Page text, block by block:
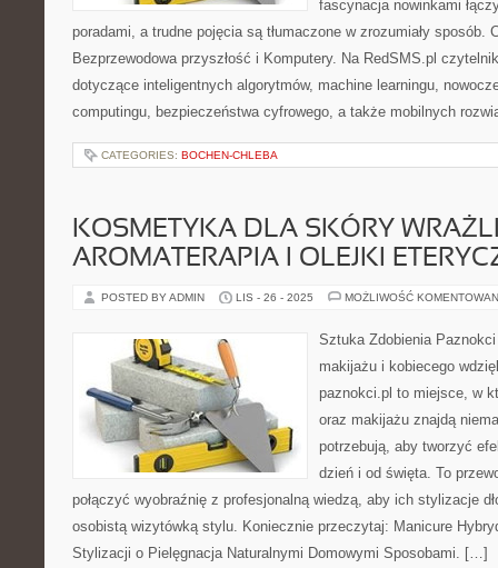
fascynacja nowinkami
poradami, a trudne pojęcia są tłumaczone w zrozumiały sposób.
Bezprzewodowa przyszłość i Komputery. Na RedSMS.pl
dotyczące inteligentnych algorytmów, machine learningu,
computingu, bezpieczeństwa cyfrowego, a także mobilnych
CATEGORIES: BOCHEN-CHLEBA
KOSMETYKA DLA SKÓRY
AROMATERAPIA I OLEJKI
POSTED BY ADMIN LIS - 26 - 2025 MOŻLIWOŚĆ
Sztuka Zdobienia
makijażu i kobiecego
paznokci.pl to miejsce, w
oraz makijażu znajdą
potrzebują, aby tworzyć
dzień i od święta. To
połączyć wyobraźnię z profesjonalną wiedzą, aby ich stylizacje
osobistą wizytówką stylu. Koniecznie przeczytaj: Manicure
Stylizacji o Pielęgnacja Naturalnymi Domowymi Sposobami. […]